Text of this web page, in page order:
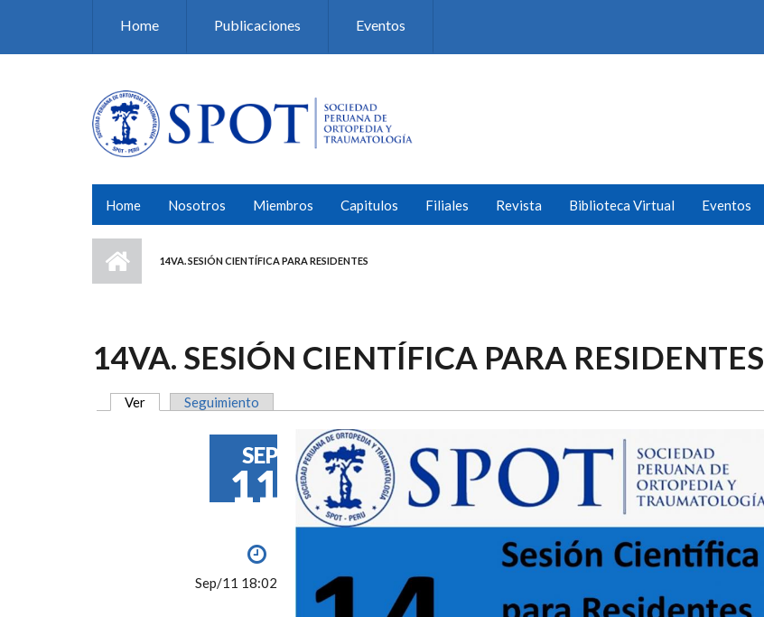
Home Publicaciones Eventos
Home Nosotros Miembros Capitulos Filiales Revista Biblioteca Virtual Eventos
14VA. SESIÓN CIENTÍFICA PARA RESIDENTES
14VA. SESIÓN CIENTÍFICA PARA RESIDENTES
SOLAPAS PRINCIPALES
Ver (solapa activa)
Seguimiento
SEP
11
Sep/11 18:02